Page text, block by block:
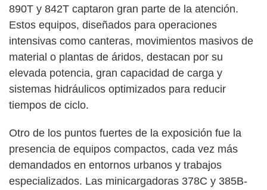
890T y 842T captaron gran parte de la atención.
Estos equipos, diseñados para operaciones
intensivas como canteras, movimientos masivos de
material o plantas de áridos, destacan por su
elevada potencia, gran capacidad de carga y
sistemas hidráulicos optimizados para reducir
tiempos de ciclo.
Otro de los puntos fuertes de la exposición fue la
presencia de equipos compactos, cada vez más
demandados en entornos urbanos y trabajos
especializados. Las minicargadoras 378C y 385B-